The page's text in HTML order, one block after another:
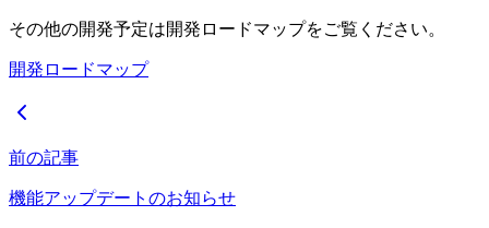
その他の開発予定は開発ロードマップをご覧ください。
開発ロードマップ
前の記事
機能アップデートのお知らせ